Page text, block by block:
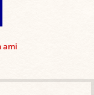
ami